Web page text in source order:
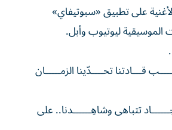
على تطبيق «سبوتيفاي»
الموسيقية ليوتيوب وأبل.
قـــادتنا تحــــدّينا الزمـــــان
تتباهى وشاهِــــــدنا.. على